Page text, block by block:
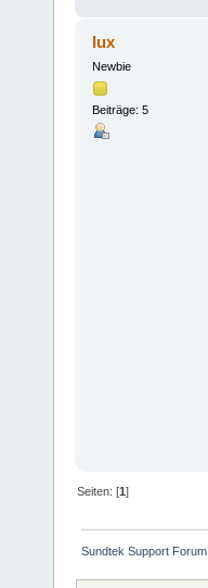
lux
Newbie
Beiträge: 5
Seiten: [1]
Sundtek Support Forum